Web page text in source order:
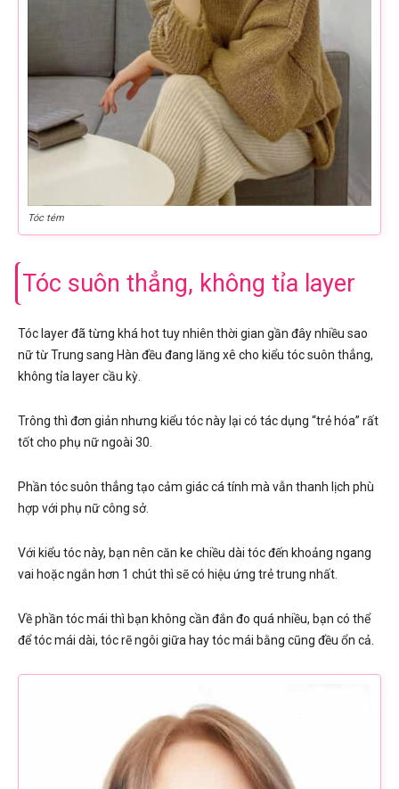
Tóc tém
Tóc suôn thẳng, không tỉa layer
Tóc layer đã từng khá hot tuy nhiên thời gian gần đây nhiều sao
nữ từ Trung sang Hàn đều đang lăng xê cho kiểu tóc suôn thẳng,
không tỉa layer cầu kỳ.
Trông thì đơn giản nhưng kiểu tóc này lại có tác dụng “trẻ hóa” rất
tốt cho phụ nữ ngoài 30.
Phần tóc suôn thẳng tạo cảm giác cá tính mà vẫn thanh lịch phù
hợp với phụ nữ công sở.
Với kiểu tóc này, bạn nên căn ke chiều dài tóc đến khoảng ngang
vai hoặc ngắn hơn 1 chút thì sẽ có hiệu ứng trẻ trung nhất.
Về phần tóc mái thì bạn không cần đắn đo quá nhiều, bạn có thể
để tóc mái dài, tóc rẽ ngôi giữa hay tóc mái bằng cũng đều ổn cả.